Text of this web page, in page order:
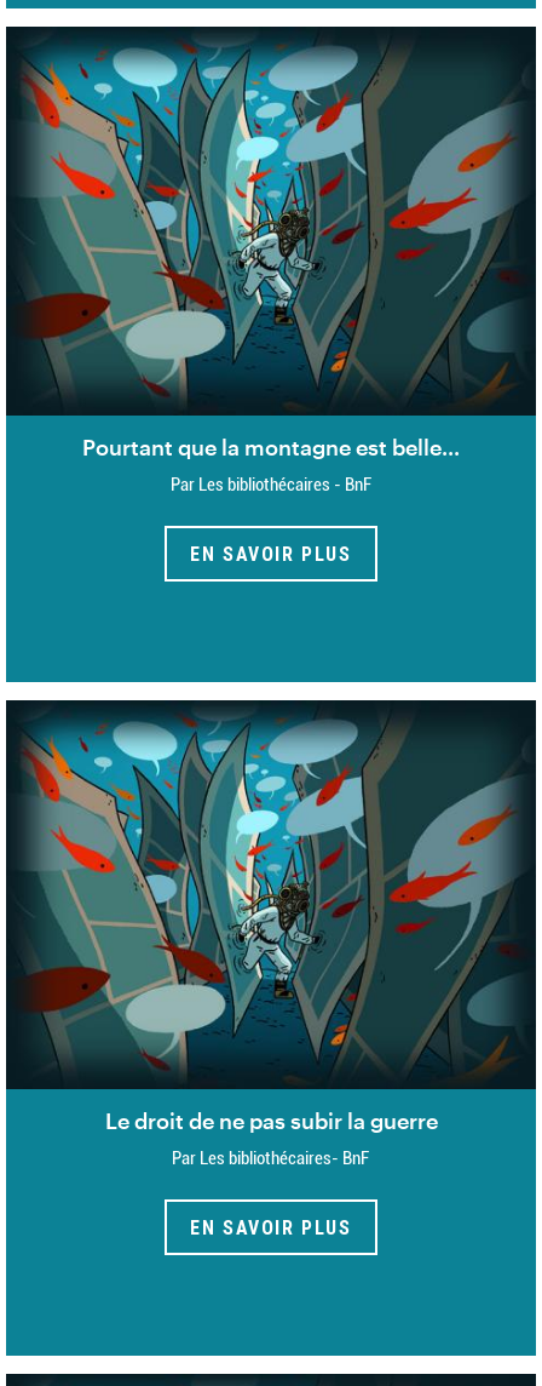
Pourtant que la montagne est belle...
Par Les bibliothécaires - BnF
EN SAVOIR PLUS
Le droit de ne pas subir la guerre
Par Les bibliothécaires- BnF
EN SAVOIR PLUS